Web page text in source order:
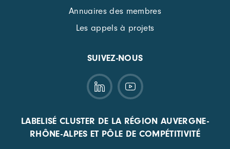
Annuaires des membres
Les appels à projets
SUIVEZ-NOUS
LABELISÉ CLUSTER DE LA RÉGION AUVERGNE-
RHÔNE-ALPES ET PÔLE DE COMPÉTITIVITÉ